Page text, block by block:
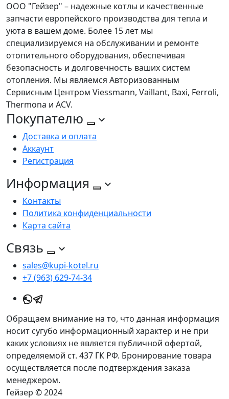
ООО "Гейзер" – надежные котлы и качественные
запчасти европейского производства для тепла и
уюта в вашем доме. Более 15 лет мы
специализируемся на обслуживании и ремонте
отопительного оборудования, обеспечивая
безопасность и долговечность ваших систем
отопления. Мы являемся Авторизованным
Сервисным Центром Viessmann, Vaillant, Baxi, Ferroli,
Thermona и ACV.
Покупателю
Доставка и оплата
Аккаунт
Регистрация
Информация
Контакты
Политика конфиденциальности
Карта сайта
Связь
sales@kupi-kotel.ru
+7 (963) 629-74-34
Обращаем внимание на то, что данная информация
носит сугубо информационный характер и не при
каких условиях не является публичной офертой,
определяемой ст. 437 ГК РФ. Бронирование товара
осуществляется после подтверждения заказа
менеджером.
Гейзер © 2024